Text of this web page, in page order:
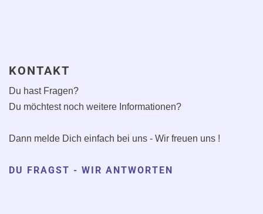
KONTAKT
Du hast Fragen?
Du möchtest noch weitere Informationen?
Dann melde Dich einfach bei uns - Wir freuen uns !
DU FRAGST - WIR ANTWORTEN